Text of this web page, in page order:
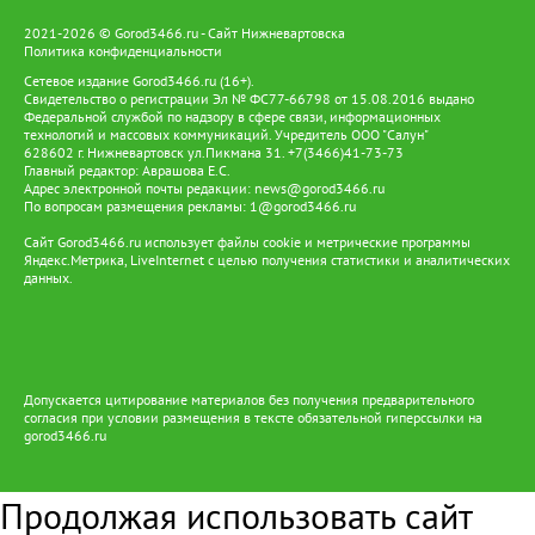
2021-2026 © Gorod3466.ru - Сайт Нижневартовска
Политика конфиденциальности
Сетевое издание Gorod3466.ru (16+).
Свидетельство о регистрации Эл № ФС77-66798 от 15.08.2016 выдано
Федеральной службой по надзору в сфере связи, информационных
технологий и массовых коммуникаций. Учредитель ООО "Салун"
628602 г. Нижневартовск ул.Пикмана 31. +7(3466)41-73-73
Главный редактор: Аврашова Е.С.
Адрес электронной почты редакции: news@gorod3466.ru
По вопросам размещения рекламы: 1@gorod3466.ru
Сайт Gorod3466.ru использует файлы cookie и метрические программы
Яндекс.Метрика, LiveInternet с целью получения статистики и аналитических
данных.
Допускается цитирование материалов без получения предварительного
согласия при условии размещения в тексте обязательной гиперссылки на
gorod3466.ru
Продолжая использовать сайт